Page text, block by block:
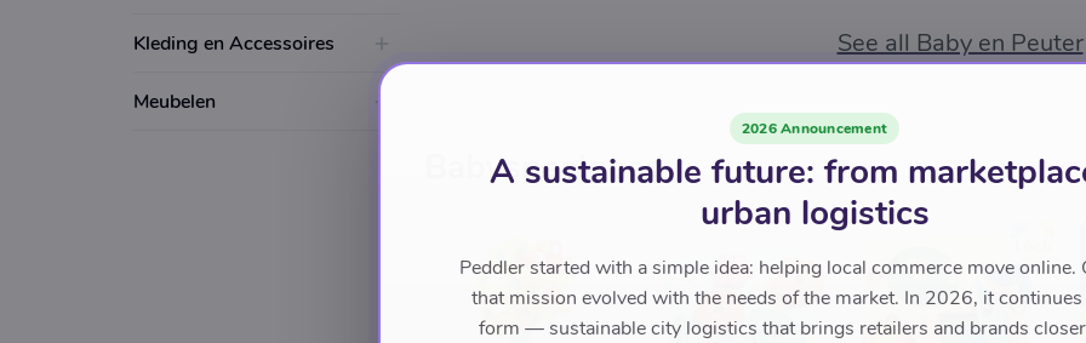
Kleding en Accessoires
Meubelen
See all Baby en Peuter
Babyspeelgoed
2026 Announcement
A sustainable future: from
urban logistics
Peddler started with a simple idea: helping local commerce move online.
that mission evolved with the needs of the market. In 2026, it
form — sustainable city logistics that brings retailers and brands